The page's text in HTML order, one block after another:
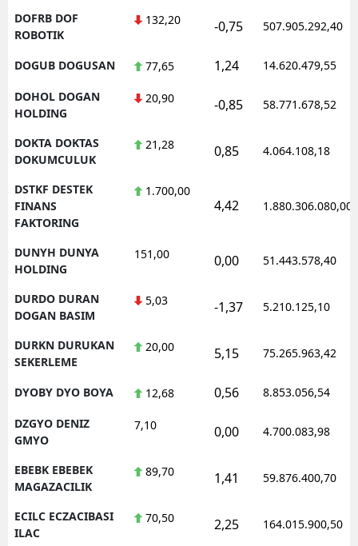
DOFRB DOF
ROBOTIK
132,20 -0,75 507.905.292,40
DOGUB DOGUSAN 77,65 1,24 14.620.479,55
DOHOL DOGAN
HOLDING
20,90 -0,85 58.771.678,52
DOKTA DOKTAS
DOKUMCULUK
21,28 0,85 4.064.108,18
DSTKF DESTEK
FINANS
FAKTORING
1.700,00
4,42 1.880.306.080,00
DUNYH DUNYA
HOLDING
151,00 0,00 51.443.578,40
DURDO DURAN
DOGAN BASIM
5,03 -1,37 5.210.125,10
DURKN DURUKAN
SEKERLEME
20,00 5,15 75.265.963,42
DYOBY DYO BOYA 12,68 0,56 8.853.056,54
DZGYO DENIZ
GMYO
7,10 0,00 4.700.083,98
EBEBK EBEBEK
MAGAZACILIK
89,70 1,41 59.876.400,70
ECILC ECZACIBASI
ILAC
70,50 2,25 164.015.900,50